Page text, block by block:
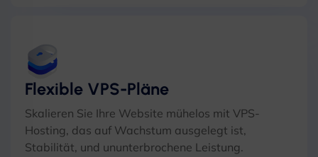
Flexible VPS-Pläne
Skalieren Sie Ihre Website mühelos mit VPS-
Hosting, das auf Wachstum ausgelegt ist,
Stabilität, und ununterbrochene Leistung.